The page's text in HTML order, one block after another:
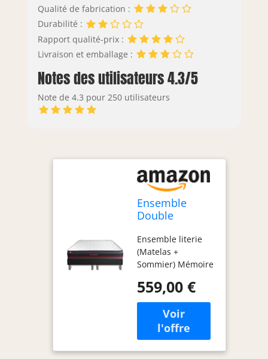
Qualité de fabrication :
Durabilité :
Rapport qualité-prix :
Livraison et emballage :
Notes des utilisateurs 4.3/5
Note de 4.3 pour 250 utilisateurs
Ensemble
Double
Matelas Regen
à mémoire de
Forme 160x200
| Epaisseur :
24 cm |
Confort :
Ferme
Ensemble literie
(Matelas +
Sommier) Mémoire
de confort : Ferme
- Epaisseur : 24 cm
- Densité : 55
kg/m3 - 5 zones de
confort Bande
latéral : 3D micro
559,00 €